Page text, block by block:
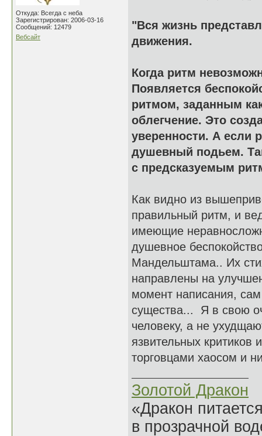
Откуда: Всегда с неба
Зарегистрирован: 2006-03-16
Сообщений: 12479
Вебсайт
"Вся жизнь
движения.
Когда ритм
Появляется
ритмом, заданным
облегчение. Это
уверенности. А если
душевный подьем.
с предсказуемым
Как видно из
правильный ритм, и
имеющие
душевное
Мандельштама.. Их
направлены на
момент написания,
существа... Я в свою
человеку, а не
язвительных
торговцами хаосом и
Золотой Дракон
«Дракон
в прозрачной